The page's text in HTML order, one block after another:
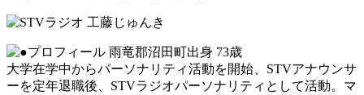
雨竜郡沼田町出身 73歳
大学在学中からパーソナリティ活動を開始、STVアナウンサ
ーを定年退職後、STVラジオパーソナリティとして活動。マ